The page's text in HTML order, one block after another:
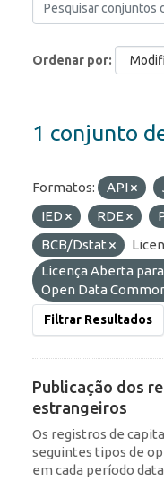
Ordenar por
1 conjunto
Formatos: API
IED
RDE
BCB/Dstat
Licença Aberta
Open Data
Filtrar Resultados
Publicação dos
estrangeiros
Os registros de
seguintes tipos de
em cada período